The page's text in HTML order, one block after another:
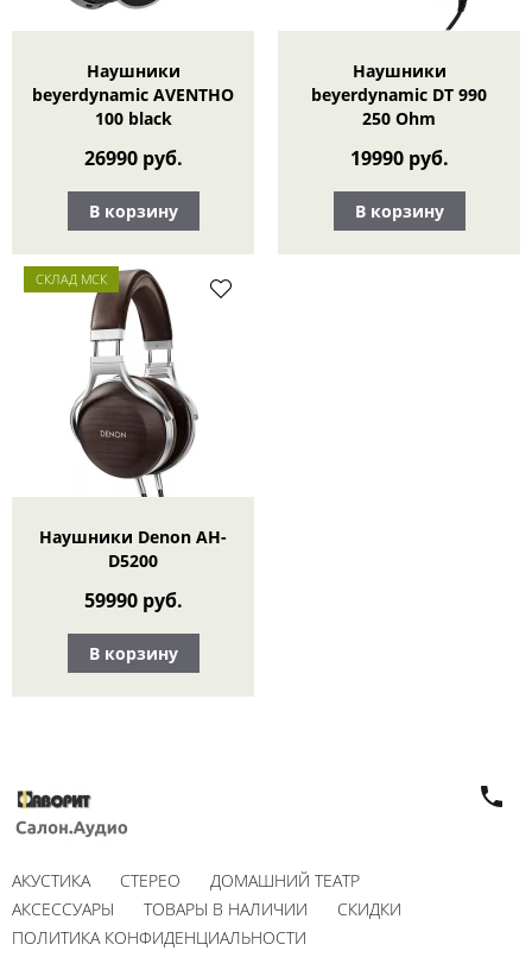
Наушники
beyerdynamic AVENTHO
100 black
26990 руб.
В корзину
Наушники
beyerdynamic DT 990
250 Ohm
19990 руб.
В корзину
СКЛАД МСК
Наушники Denon AH-
D5200
59990 руб.
В корзину
АКУСТИКА СТЕРЕО
ДОМАШНИЙ ТЕАТР
АКСЕССУАРЫ
ТОВАРЫ В НАЛИЧИИ
СКИДКИ
ПОЛИТИКА КОНФИДЕНЦИАЛЬНОСТИ